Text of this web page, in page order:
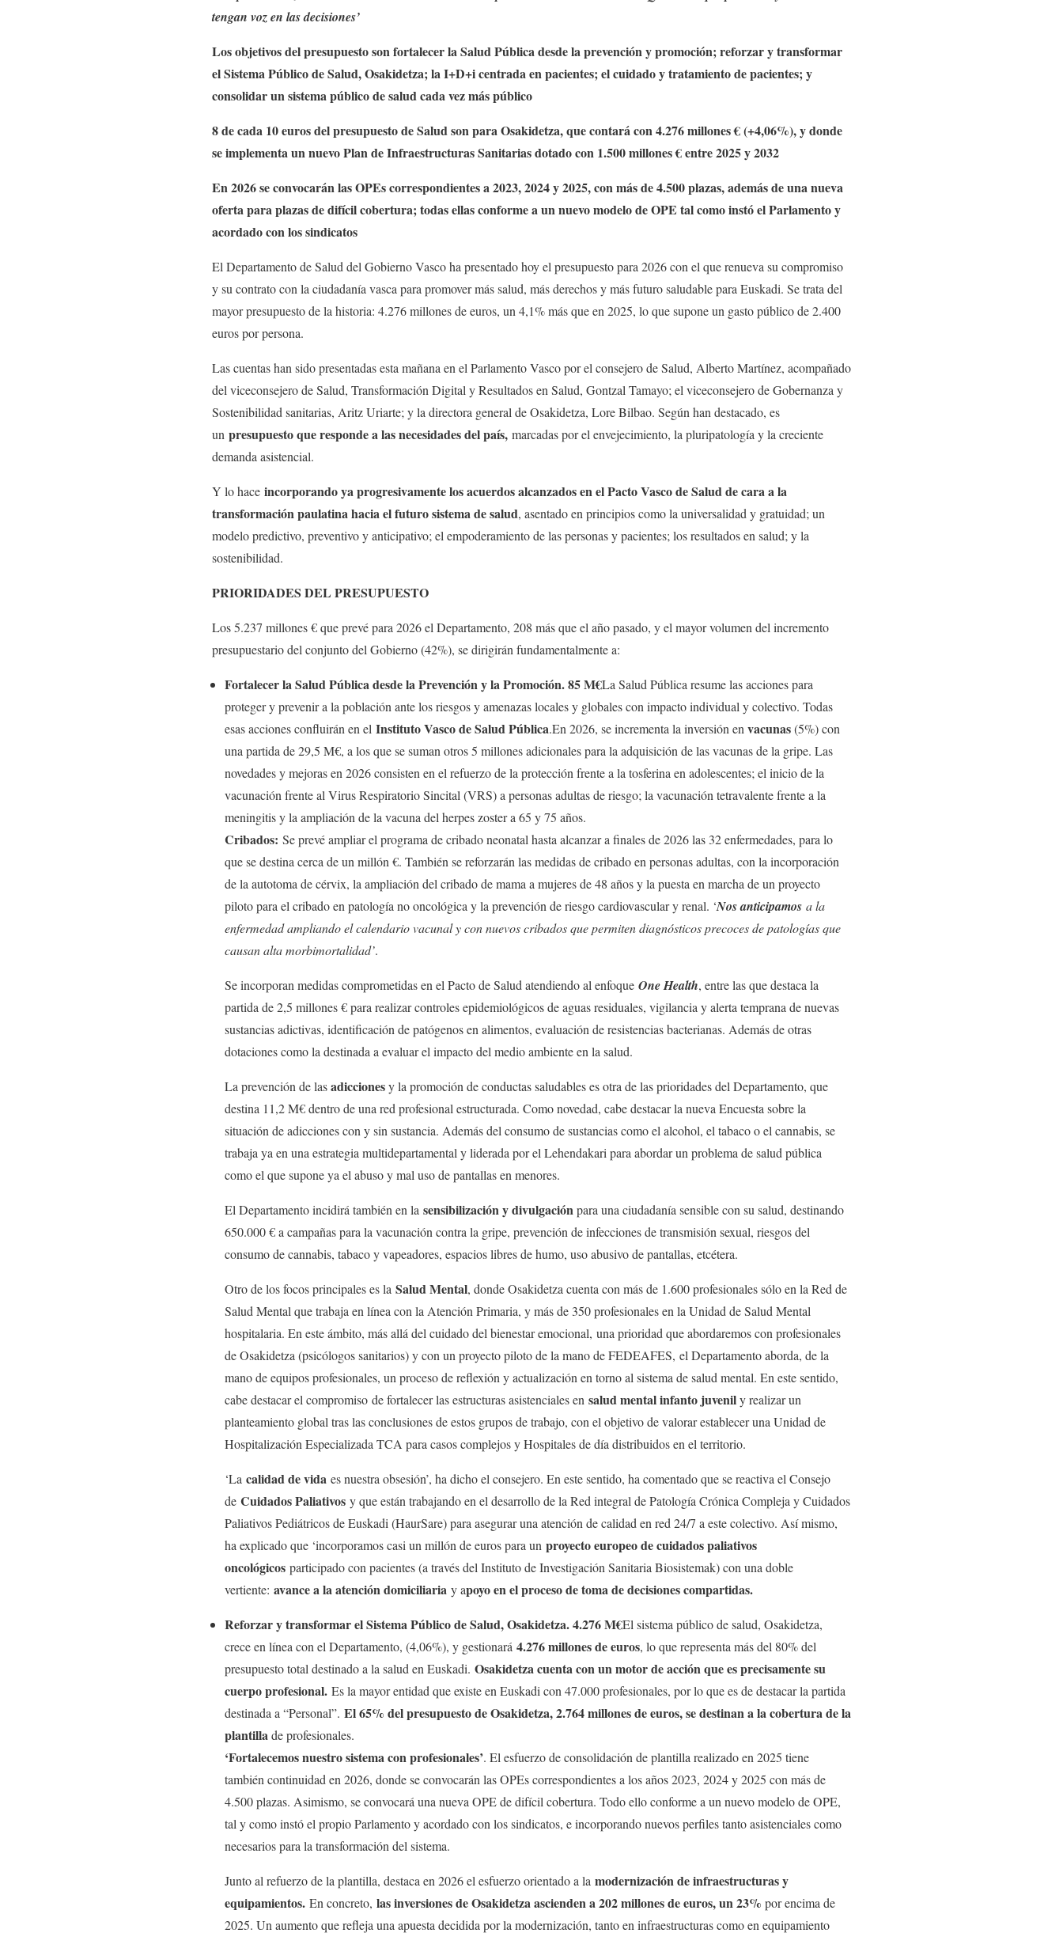
tengan voz en las decisiones’
Los objetivos del presupuesto son fortalecer la Salud Pública desde la prevención y promoción; reforzar y transformar
el Sistema Público de Salud, Osakidetza; la I+D+i centrada en pacientes; el cuidado y tratamiento de pacientes; y
consolidar un sistema público de salud cada vez más público
8 de cada 10 euros del presupuesto de Salud son para Osakidetza, que contará con 4.276 millones € (+4,06%), y donde
se implementa un nuevo Plan de Infraestructuras Sanitarias dotado con 1.500 millones € entre 2025 y 2032
En 2026 se convocarán las OPEs correspondientes a 2023, 2024 y 2025, con más de 4.500 plazas, además de una nueva
oferta para plazas de difícil cobertura; todas ellas conforme a un nuevo modelo de OPE tal como instó el Parlamento y
acordado con los sindicatos
El Departamento de Salud del Gobierno Vasco ha presentado hoy el presupuesto para 2026 con el que renueva su compromiso
y su contrato con la ciudadanía vasca para promover más salud, más derechos y más futuro saludable para Euskadi. Se trata del
mayor presupuesto de la historia: 4.276 millones de euros, un 4,1% más que en 2025, lo que supone un gasto público de 2.400
euros por persona.
Las cuentas han sido presentadas esta mañana en el Parlamento Vasco por el consejero de Salud, Alberto Martínez, acompañado
del viceconsejero de Salud, Transformación Digital y Resultados en Salud, Gontzal Tamayo; el viceconsejero de Gobernanza y
Sostenibilidad sanitarias, Aritz Uriarte; y la directora general de Osakidetza, Lore Bilbao. Según han destacado, es
un presupuesto que responde a las necesidades del país, marcadas por el envejecimiento, la pluripatología y la creciente
demanda asistencial.
Y lo hace incorporando ya progresivamente los acuerdos alcanzados en el Pacto Vasco de Salud de cara a la
transformación paulatina hacia el futuro sistema de salud, asentado en principios como la universalidad y gratuidad; un
modelo predictivo, preventivo y anticipativo; el empoderamiento de las personas y pacientes; los resultados en salud; y la
sostenibilidad.
PRIORIDADES DEL PRESUPUESTO
Los 5.237 millones € que prevé para 2026 el Departamento, 208 más que el año pasado, y el mayor volumen del incremento
presupuestario del conjunto del Gobierno (42%), se dirigirán fundamentalmente a:
Fortalecer la Salud Pública desde la Prevención y la Promoción. 85 M€La Salud Pública resume las acciones para
proteger y prevenir a la población ante los riesgos y amenazas locales y globales con impacto individual y colectivo. Todas
esas acciones confluirán en el Instituto Vasco de Salud Pública.En 2026, se incrementa la inversión en vacunas(5%) con
una partida de 29,5 M€, a los que se suman otros 5 millones adicionales para la adquisición de las vacunas de la gripe. Las
novedades y mejoras en 2026 consisten en el refuerzo de la protección frente a la tosferina en adolescentes; el inicio de la
vacunación frente al Virus Respiratorio Sincital (VRS) a personas adultas de riesgo; la vacunación tetravalente frente a la
meningitis y la ampliación de la vacuna del herpes zoster a 65 y 75 años.
Cribados: Se prevé ampliar el programa de cribado neonatal hasta alcanzar a finales de 2026 las 32 enfermedades, para lo
que se destina cerca de un millón €. También se reforzarán las medidas de cribado en personas adultas, con la incorporación
de la autotoma de cérvix, la ampliación del cribado de mama a mujeres de 48 años y la puesta en marcha de un proyecto
piloto para el cribado en patología no oncológica y la prevención de riesgo cardiovascular y renal. ‘Nos anticipamos a la
enfermedad ampliando el calendario vacunal y con nuevos cribados que permiten diagnósticos precoces de patologías que
causan alta morbimortalidad’.
Se incorporan medidas comprometidas en el Pacto de Salud atendiendo al enfoque One Health, entre las que destaca la
partida de 2,5 millones € para realizar controles epidemiológicos de aguas residuales, vigilancia y alerta temprana de nuevas
sustancias adictivas, identificación de patógenos en alimentos, evaluación de resistencias bacterianas. Además de otras
dotaciones como la destinada a evaluar el impacto del medio ambiente en la salud.
La prevención de lasadiccionesy la promoción de conductas saludables es otra de las prioridades del Departamento, que
destina 11,2 M€ dentro de una red profesional estructurada. Como novedad, cabe destacar la nueva Encuesta sobre la
situación de adicciones con y sin sustancia. Además del consumo de sustancias como el alcohol, el tabaco o el cannabis, se
trabaja ya en una estrategia multidepartamental y liderada por el Lehendakari para abordar un problema de salud pública
como el que supone ya el abuso y mal uso de pantallas en menores.
El Departamento incidirá también en la sensibilización y divulgaciónpara una ciudadanía sensible con su salud, destinando
650.000 € a campañas para la vacunación contra la gripe, prevención de infecciones de transmisión sexual, riesgos del
consumo de cannabis, tabaco y vapeadores, espacios libres de humo, uso abusivo de pantallas, etcétera.
Otro de los focos principales es la Salud Mental, donde Osakidetza cuenta con más de 1.600 profesionales sólo en la Red de
Salud Mental que trabaja en línea con la Atención Primaria, y más de 350 profesionales en la Unidad de Salud Mental
hospitalaria. En este ámbito, más allá del cuidado del bienestar emocional, una prioridad que abordaremos con profesionales
de Osakidetza (psicólogos sanitarios) y con un proyecto piloto de la mano de FEDEAFES, el Departamento aborda, de la
mano de equipos profesionales, un proceso de reflexión y actualización en torno al sistema de salud mental. En este sentido,
cabe destacar el compromiso de fortalecer las estructuras asistenciales en salud mental infanto juvenily realizar un
planteamiento global tras las conclusiones de estos grupos de trabajo, con el objetivo de valorar establecer una Unidad de
Hospitalización Especializada TCA para casos complejos y Hospitales de día distribuidos en el territorio.
‘La calidad de vida es nuestra obsesión’, ha dicho el consejero. En este sentido, ha comentado que se reactiva el Consejo
de Cuidados Paliativos y que están trabajando en el desarrollo de la Red integral de Patología Crónica Compleja y Cuidados
Paliativos Pediátricos de Euskadi (HaurSare) para asegurar una atención de calidad en red 24/7 a este colectivo. Así mismo,
ha explicado que ‘incorporamos casi un millón de euros para un proyecto europeo de cuidados paliativos
oncológicos participado con pacientes (a través del Instituto de Investigación Sanitaria Biosistemak) con una doble
vertiente: avance a la atención domiciliaria y apoyo en el proceso de toma de decisiones compartidas.
Reforzar y transformar el Sistema Público de Salud, Osakidetza. 4.276 M€El sistema público de salud, Osakidetza,
crece en línea con el Departamento, (4,06%), y gestionará 4.276 millones de euros, lo que representa más del 80% del
presupuesto total destinado a la salud en Euskadi. Osakidetza cuenta con un motor de acción que es precisamente su
cuerpo profesional. Es la mayor entidad que existe en Euskadi con 47.000 profesionales, por lo que es de destacar la partida
destinada a “Personal”. El 65% del presupuesto de Osakidetza, 2.764 millones de euros, se destinan a la cobertura de la
plantillade profesionales.
‘Fortalecemos nuestro sistema con profesionales’. El esfuerzo de consolidación de plantilla realizado en 2025 tiene
también continuidad en 2026, donde se convocarán las OPEs correspondientes a los años 2023, 2024 y 2025 con más de
4.500 plazas. Asimismo, se convocará una nueva OPE de difícil cobertura. Todo ello conforme a un nuevo modelo de OPE,
tal y como instó el propio Parlamento y acordado con los sindicatos, e incorporando nuevos perfiles tanto asistenciales como
necesarios para la transformación del sistema.
Junto al refuerzo de la plantilla, destaca en 2026 el esfuerzo orientado a la modernización de infraestructuras y
equipamientos. En concreto, las inversiones de Osakidetza ascienden a 202 millones de euros, un 23% por encima de
2025. Un aumento que refleja una apuesta decidida por la modernización, tanto en infraestructuras como en equipamiento